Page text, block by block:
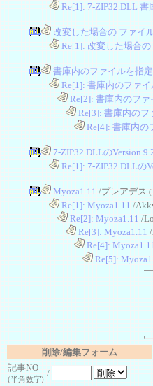
Re[1]: 7-ZIP32.DLL 書
改変した場合の ファイ
Re[1]: 改変した場合
書庫内のファイルを指
Re[1]: 書庫内のファ
Re[2]: 書庫内のファ
Re[3]: 書庫内のフ
Re[4]: 書庫内の
7-ZIP32.DLLのVersion
Re[1]: 7-ZIP32.DLLの
Myoza1.11 /プレアデス
Re[1]: Myoza1.11 /
Re[2]: Myoza1.11 /
Re[3]: Myoza1.11
Re[4]: Myoza1.11
Re[5]:
削除/編集フォーム
記事NO
(半角数字)
/